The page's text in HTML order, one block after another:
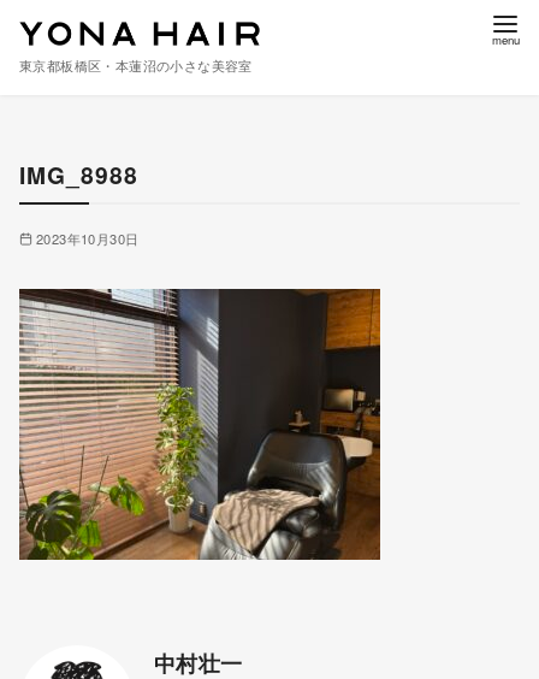
東京都板橋区・本蓮沼の小さな美容室
IMG_8988
2023年10月30日
中村壮一